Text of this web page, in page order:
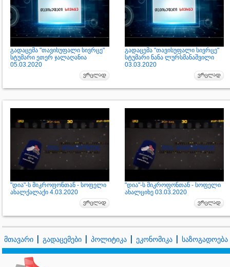
გადაცემა "თავისუფალი სივრცე"
სტუმარი ეთერ ჯალაღანია
05.03.2020
გადაცემა "თავისუფალი სივრცე"
სტუმარი ნანა ლურსმანაშვილი
03.03.2020
"დია"-ს მიკროფონთან - სოფელი
ახალქალაქი 4.03.2020
"დია"-ს მიკროფონთან - სოფელი
ახალციხე 03.03.2020
მთავარი გადაცემები პოლიტიკა ეკონომიკა საზოგადოება